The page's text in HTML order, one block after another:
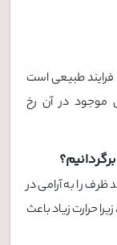
طبیعی است
موجود در آن رخ
ظرف را به آرامی در
حرارت زیاد باعث